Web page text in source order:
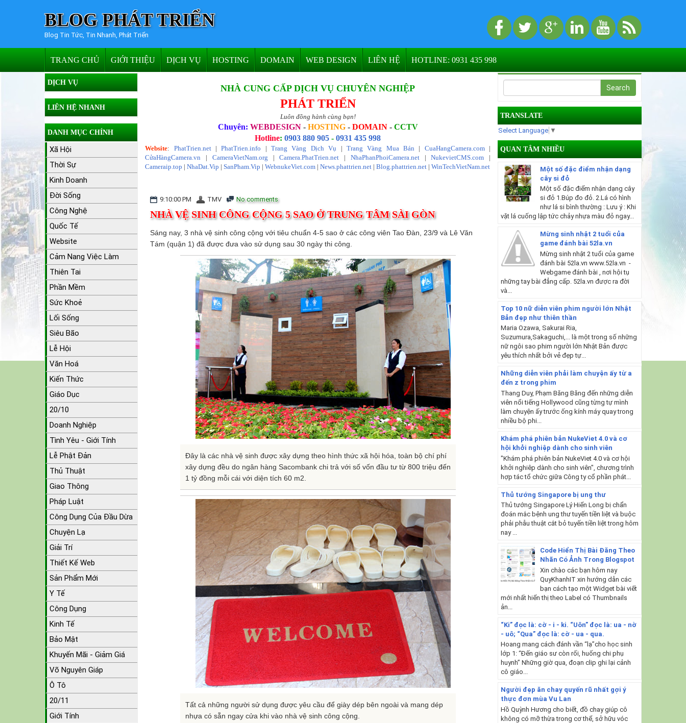
BLOG PHÁT TRIỂN
Blog Tin Tức, Tin Nhanh, Phát Triển
TRANG CHỦ GIỚI THIỆU DỊCH VỤ HOSTING DOMAIN WEB DESIGN LIÊN HỆ HOTLINE: 0931 435 998
NHÀ CUNG CẤP DỊCH VỤ CHUYÊN NGHIỆP
PHÁT TRIỂN
Luôn đồng hành cùng bạn!
Chuyên: WEBDESIGN - HOSTING - DOMAIN - CCTV
Hotline:0903 880 905 -0931 435 998
Website: PhatTrien.net|PhatTrien.info |Trang Vàng Dịch Vụ | Trang Vàng Mua Bán | CuaHangCamera.com|
CửaHàngCamera.vn | CameraVietNam.org |Camera.PhatTrien.net | NhaPhanPhoiCamera.net|NukevietCMS.com |
Cameraip.top |NhaDat.Vip |SanPham.Vip |WebnukeViet.com |News.phattrien.net |Blog.phattrien.net |WinTechVietNam.net
9:10:00 PM TMV No comments
NHÀ VỆ SINH CÔNG CỘNG 5 SAO Ở TRUNG TÂM SÀI GÒN
Sáng nay, 3 nhà vệ sinh công cộng với tiêu chuẩn 4-5 sao ở các công viên Tao Đàn, 23/9 và Lê Văn
Tám (quận 1) đã được đưa vào sử dụng sau 30 ngày thi công.
Đây là các nhà vệ sinh được xây dựng theo hình thức xã hội hóa, toàn bộ chí phí
xây dựng đều do ngân hàng Sacombank chi trả với số vốn đầu tư từ 800 triệu đến
1 tỷ đồng mỗi cái với diện tích 60 m2.
Tất cả những người sử dụng được yêu cầu để giày dép bên ngoài và mang dép
nhựa có sẵn ngay cửa khi vào nhà vệ sinh công cộng.
DỊCH VỤ
LIÊN HỆ NHANH
DANH MỤC CHÍNH
Xã Hội
Thời Sự
Kinh Doanh
Đời Sống
Công Nghệ
Quốc Tế
Website
Cảm Nang Việc Làm
Thiên Tai
Phần Mềm
Sức Khoẻ
Lối Sống
Siêu Bão
Lễ Hội
Văn Hoá
Kiến Thức
Giáo Dục
20/10
Doanh Nghiệp
Tình Yêu - Giới Tính
Lễ Phật Đản
Thủ Thuật
Giao Thông
Pháp Luật
Công Dụng Của Đầu Dừa
Chuyện Lạ
Giải Trí
Thiết Kế Web
Sản Phẩm Mới
Y Tế
Công Dụng
Kinh Tế
Bảo Mật
Khuyến Mãi - Giảm Giá
Võ Nguyên Giáp
Ô Tô
20/11
Giới Tính
TRANSLATE
Select Language ▼
QUAN TÂM NHIỀU
Một số đặc điểm nhận dạng
cây si đỏ
Một số đặc điểm nhận dạng cây
si đỏ 1.Búp đo đỏ. 2.Lá có hình
như lá si bình thường : Lưu ý : Khi
vặt lá cuống lập tức chảy nhựa màu đỏ ngay...
Mừng sinh nhật 2 tuổi của
game đánh bài 52la.vn
Mừng sinh nhật 2 tuổi của game
đánh bài 52la.vn www.52la.vn -
Webgame đánh bài , nơi hội tụ
những tay bài đẳng cấp. 52la.vn được ra đời
và...
Top 10 nữ diễn viên phim người lớn Nhật
Bản đẹp như thiên thần
Maria Ozawa, Sakurai Ria,
Suzumura,Sakaguchi,... là một trong số những
nữ ngôi sao phim người lớn Nhật Bản được
yêu thích nhất bởi vẻ đẹp tự...
Những diễn viên phải làm chuyện ấy từ a
đến z trong phim
Thang Duy, Phạm Băng Băng đến những diễn
viên nổi tiếng Hollywood cũng từng tự mình
làm chuyện ấy trước ống kính máy quay trong
nhiều bộ phi...
Khám phá phiên bản NukeViet 4.0 và cơ
hội khởi nghiệp dành cho sinh viên
"Khám phá phiên bản NukeViet 4.0 và cơ hội
khởi nghiêp dành cho sinh viên", chương trình
hợp tác tổ chức giữa Công ty cổ phần phát...
Thủ tướng Singapore bị ung thư
Thủ tướng Singapore Lý Hiển Long bị chẩn
đoán mắc bệnh ung thư tuyến tiền liệt và buộc
phải phẫu thuật cắt bỏ tuyến tiền liệt trong hôm
nay ...
Code Hiển Thị Bài Đăng Theo
Nhãn Có Ảnh Trong Blogspot
Xin chào các bạn hôm nay
QuyKhanhIT xin hướng dẫn các
bạn cách tạo một Widget bài viết
mới nhất hiển thị theo Label có Thumbnails
ản...
“Ki” đọc là: cờ - i - ki. “Uôn” đọc là: ua - nờ
- uô; “Qua” đọc là: cờ - ua - qua.
Hoang mang cách đánh vần “lạ”cho học sinh
lớp 1: “Đến giáo sư còn rối, huống chi phụ
huynh” Những giờ qua, đoạn clip ghi lại cảnh
cô giáo...
Người đẹp ăn chay quyến rũ nhất gợi ý
thực đơn mùa Vu Lan
Hồ Quỳnh Hương cho biết, đồ chay giúp cô
không có mỡ thừa trong cơ thể, sở hữu vóc